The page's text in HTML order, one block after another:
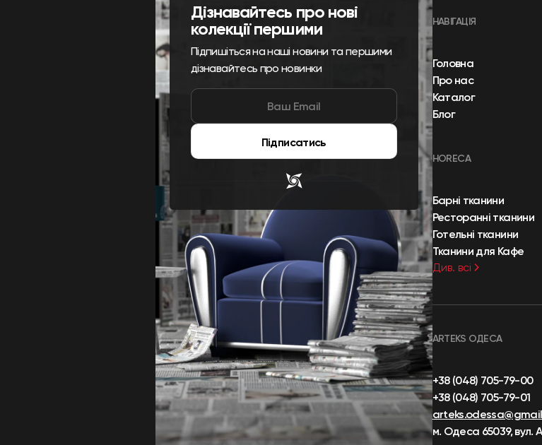
Дізнавайтесь про нові
колекції першими
Підпишіться на наші новини та першими
дізнавайтесь про новинки
Підписатись
НАВІГАЦІЯ
Головна
Про нас
Каталог
Блог
HORECA
Барні тканини
Ресторанні тканини
Готельні тканини
Тканини для Кафе
Див. всі
ARTEKS ОДЕСА
+38 (048) 705-79-00
+38 (048) 705-79-01
м. Одеса 65039, вул.